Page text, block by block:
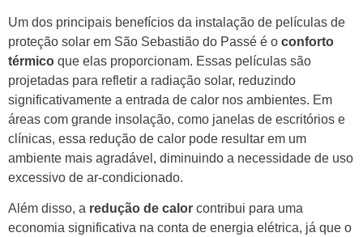
Um dos principais benefícios da instalação de películas de
proteção solar em São Sebastião do Passé é o conforto
térmico que elas proporcionam. Essas películas são
projetadas para refletir a radiação solar, reduzindo
significativamente a entrada de calor nos ambientes. Em
áreas com grande insolação, como janelas de escritórios e
clínicas, essa redução de calor pode resultar em um
ambiente mais agradável, diminuindo a necessidade de uso
excessivo de ar-condicionado.
Além disso, a redução de calor contribui para uma
economia significativa na conta de energia elétrica, já que o